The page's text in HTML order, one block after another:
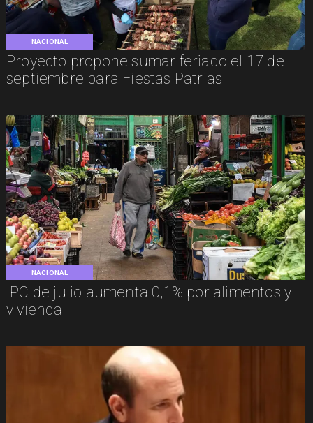
NACIONAL
Proyecto propone sumar feriado el 17 de
septiembre para Fiestas Patrias
NACIONAL
IPC de julio aumenta 0,1% por alimentos y
vivienda